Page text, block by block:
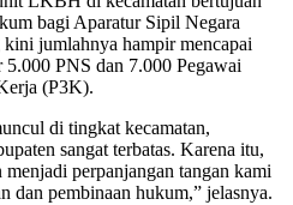
bagi Aparatur Sipil Negara
jumlahnya hampir mencapai
PNS dan 7.000 Pegawai
(P3K).
di tingkat kecamatan,
sangat terbatas. Karena itu,
perpanjangan tangan kami
dan pembinaan hukum,” jelasnya.